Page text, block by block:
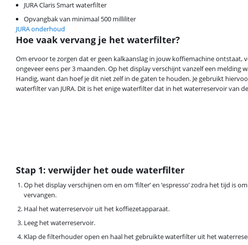
JURA Claris Smart waterfilter
Opvangbak van minimaal 500 milliliter
JURA onderhoud
Hoe vaak vervang je het waterfilter?
Om ervoor te zorgen dat er geen kalkaanslag in jouw koffiemachine ontstaat,
ongeveer eens per 3 maanden. Op het display verschijnt vanzelf een melding
Handig, want dan hoef je dit niet zelf in de gaten te houden. Je gebruikt
waterfilter van JURA. Dit is het enige waterfilter dat in het waterreservoir van de
Beoordeling is 8,7 van de 10, gebaseerd op 64 reviews.
Stap 1: verwijder het oude waterfilter
Op het display verschijnen om en om ‘filter’ en ‘espresso’ zodra het tijd is
vervangen.
Haal het waterreservoir uit het koffiezetapparaat.
Leeg het waterreservoir.
Klap de filterhouder open en haal het gebruikte waterfilter uit het